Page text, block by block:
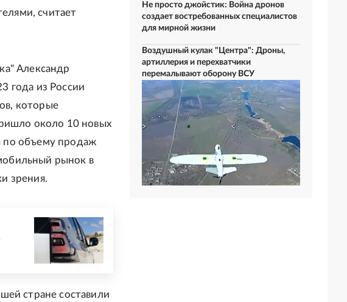
считает
Александр
года из России
которые
около 10 новых
по объему продаж
рынок в
зрения.
стране составили
Не просто джойстик: Война дронов
создает востребованных специалистов
для мирной жизни
Воздушный кулак "Центра": Дроны,
артиллерия и перехватчики
перемалывают оборону ВСУ